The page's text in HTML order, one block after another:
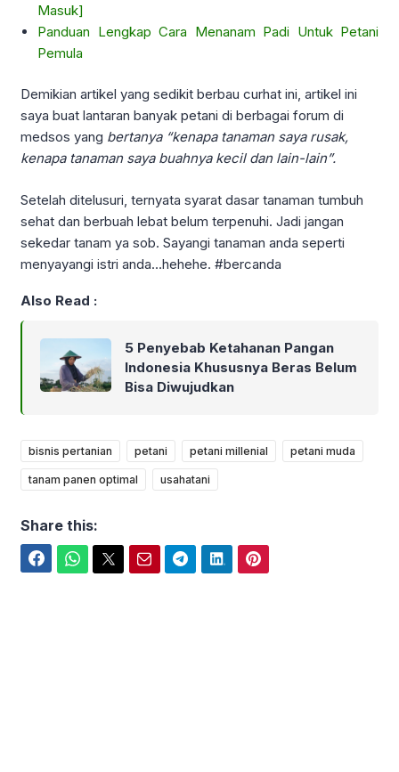
Masuk]
Panduan Lengkap Cara Menanam Padi Untuk Petani
Pemula
Demikian artikel yang sedikit berbau curhat ini, artikel ini
saya buat lantaran banyak petani di berbagai forum di
medsos yang bertanya “kenapa tanaman saya rusak,
kenapa tanaman saya buahnya kecil dan lain-lain”.
Setelah ditelusuri, ternyata syarat dasar tanaman tumbuh
sehat dan berbuah lebat belum terpenuhi. Jadi jangan
sekedar tanam ya sob. Sayangi tanaman anda seperti
menyayangi istri anda…hehehe. #bercanda
Also Read :
5 Penyebab Ketahanan Pangan
Indonesia Khususnya Beras Belum
Bisa Diwujudkan
bisnis pertanian petani petani millenial petani muda
tanam panen optimal usahatani
Share this: